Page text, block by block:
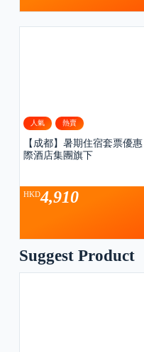
人氣 熱賣
【成都】暑期住宿套票優惠
際酒店集團旗下
HKD4,910
Suggest Product